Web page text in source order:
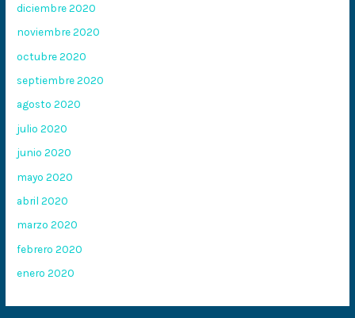
diciembre 2020
noviembre 2020
octubre 2020
septiembre 2020
agosto 2020
julio 2020
junio 2020
mayo 2020
abril 2020
marzo 2020
febrero 2020
enero 2020